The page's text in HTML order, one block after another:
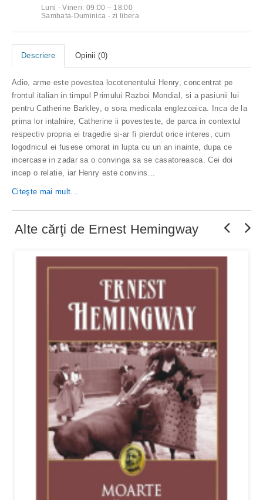
Luni - Vineri: 09:00 – 18:00
Sambata-Duminica - zi libera
Descriere Opinii (0)
Adio, arme este povestea locotenentului Henry, concentrat pe
frontul italian in timpul Primului Razboi Mondial, si a pasiunii lui
pentru Catherine Barkley, o sora medicala englezoaica. Inca de la
prima lor intalnire, Catherine ii povesteste, de parca in contextul
respectiv propria ei tragedie si-ar fi pierdut orice interes, cum
logodnicul ei fusese omorat in lupta cu un an inainte, dupa ce
incercase in zadar sa o convinga sa se casatoreasca. Cei doi
incep o relatie, iar Henry este convins...
Citeşte mai mult...
Alte cărţi de Ernest Hemingway